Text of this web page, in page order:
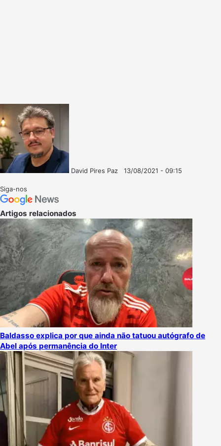
David Pires Paz
13/08/2021 - 09:15
Siga-nos
Artigos relacionados
Baldasso explica por que ainda não tatuou autógrafo de
Abel após permanência do Inter